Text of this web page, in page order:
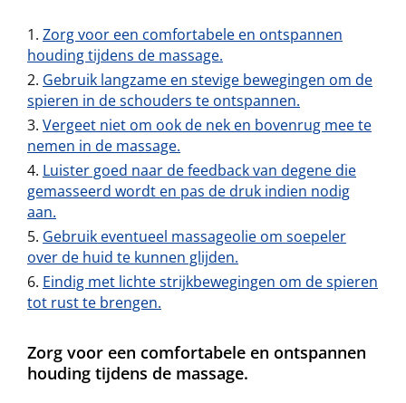
Zorg voor een comfortabele en ontspannen
houding tijdens de massage.
Gebruik langzame en stevige bewegingen om de
spieren in de schouders te ontspannen.
Vergeet niet om ook de nek en bovenrug mee te
nemen in de massage.
Luister goed naar de feedback van degene die
gemasseerd wordt en pas de druk indien nodig
aan.
Gebruik eventueel massageolie om soepeler
over de huid te kunnen glijden.
Eindig met lichte strijkbewegingen om de spieren
tot rust te brengen.
Zorg voor een comfortabele en ontspannen
houding tijdens de massage.